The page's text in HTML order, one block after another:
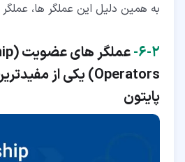
به همین دلیل این عملگر ها،
۲‏-‏۶‏- عملگر های عضویت (
Operators) یکی از
پایتون